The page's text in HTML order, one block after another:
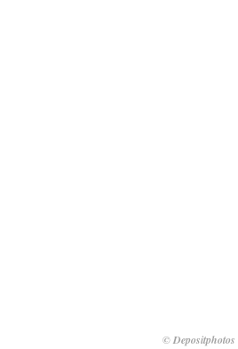
© Depositphotos